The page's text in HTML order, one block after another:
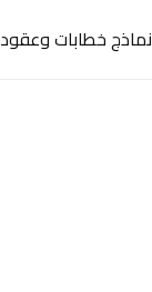
نماذج خطابات وعقود